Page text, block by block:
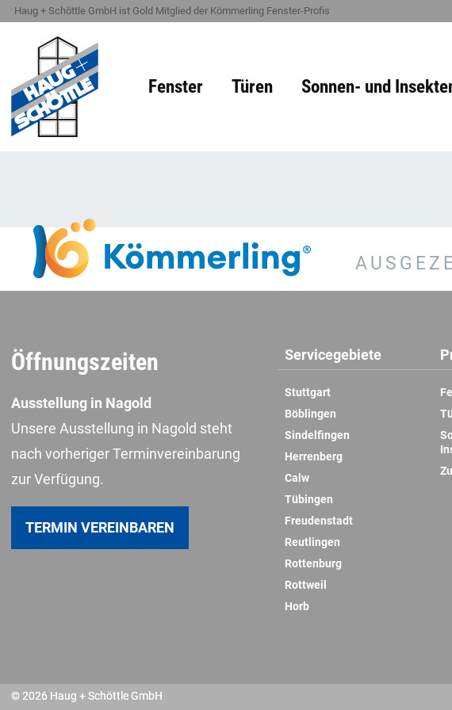
Haug + Schöttle GmbH ist Gold Mitglied der Kömmerling Fenster-Profis
Fenster Türen Sonnen- und
Öffnungszeiten
Ausstellung in Nagold
Unsere Ausstellung in Nagold steht
nach vorheriger Terminvereinbarung
zur Verfügung.
TERMIN VEREINBAREN
Servicegebiete
Stuttgart
Böblingen
Sindelfingen
Herrenberg
Calw
Tübingen
Freudenstadt
Reutlingen
Rottenburg
Rottweil
Horb
© 2026 Haug + Schöttle GmbH